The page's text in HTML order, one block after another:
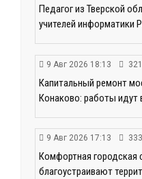
Педагог из Тверской
учителей информатики
9 Авг 2026 18:13 321
Капитальный ремонт
Конаково: работы идут
9 Авг 2026 17:13 333
Комфортная городская
благоустраивают